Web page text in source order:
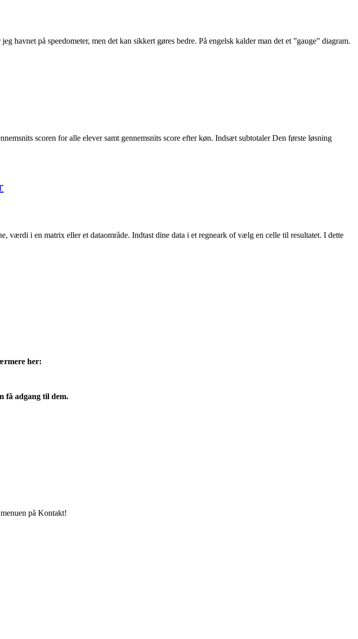
havnet på speedometer, men det kan sikkert gøres bedre. På engelsk kalder man det et ”gauge” diagram.
scoren for alle elever samt gennemsnits score efter køn. Indsæt subtotaler Den første løsning
i en matrix eller et dataområde. Indtast dine data i et regneark of vælg en celle til resultatet. I dette
her:
få adgang til dem.
på Kontakt!